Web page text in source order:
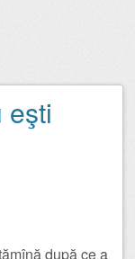
eşti
după ce a